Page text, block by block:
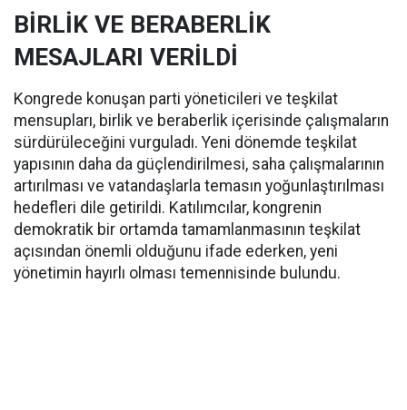
BİRLİK VE BERABERLİK
MESAJLARI VERİLDİ
Kongrede konuşan parti yöneticileri ve teşkilat
mensupları, birlik ve beraberlik içerisinde çalışmaların
sürdürüleceğini vurguladı. Yeni dönemde teşkilat
yapısının daha da güçlendirilmesi, saha çalışmalarının
artırılması ve vatandaşlarla temasın yoğunlaştırılması
hedefleri dile getirildi. Katılımcılar, kongrenin
demokratik bir ortamda tamamlanmasının teşkilat
açısından önemli olduğunu ifade ederken, yeni
yönetimin hayırlı olması temennisinde bulundu.